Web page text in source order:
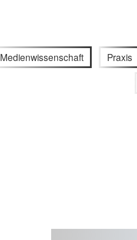
Medienwissenschaft Praxis